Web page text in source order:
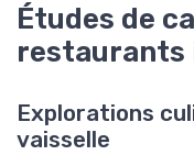
Études de
restaurants
Explorations
vaisselle